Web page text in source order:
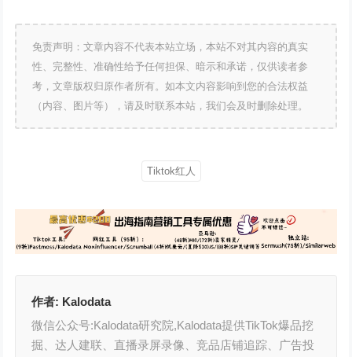
免责声明：文章内容不代表本站立场，本站不对其内容的真实
性、完整性、准确性给予任何担保、暗示和承诺，仅供读者参
考，文章版权归原作者所有。如本文内容影响到您的合法权益
（内容、图片等），请及时联系本站，我们会及时删除处理。
Tiktok红人
作者: Kalodata
微信公众号:Kalodata研究院,Kalodata提供TikTok爆品挖
掘、达人建联、直播录屏录像、竞品店铺追踪、广告投